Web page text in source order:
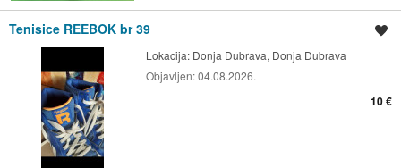
Tenisice REEBOK br 39
Lokacija: Donja Dubrava, Donja Dubrava
Objavljen:04.08.2026.
10 €